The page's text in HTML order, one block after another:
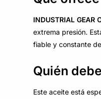
INDUSTRIAL GEAR
extrema presión.
fiable y constante
Quién
Este aceite está